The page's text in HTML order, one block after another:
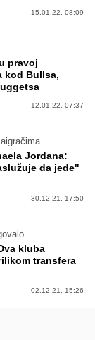
15.01.22. 08:09
pravoj
kod Bullsa,
12.01.22. 07:37
Jordana:
da jede"
30.12.21. 17:50
kluba
transfera
02.12.21. 15:26